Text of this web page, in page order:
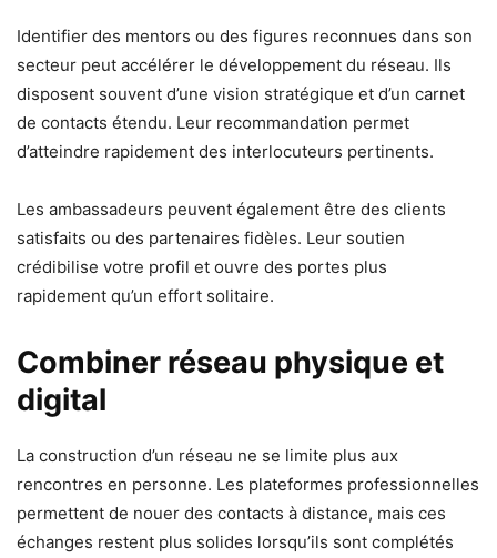
Identifier des mentors ou des figures reconnues dans son
secteur peut accélérer le développement du réseau. Ils
disposent souvent d’une vision stratégique et d’un carnet
de contacts étendu. Leur recommandation permet
d’atteindre rapidement des interlocuteurs pertinents.
Les ambassadeurs peuvent également être des clients
satisfaits ou des partenaires fidèles. Leur soutien
crédibilise votre profil et ouvre des portes plus
rapidement qu’un effort solitaire.
Combiner réseau physique et
digital
La construction d’un réseau ne se limite plus aux
rencontres en personne. Les plateformes professionnelles
permettent de nouer des contacts à distance, mais ces
échanges restent plus solides lorsqu’ils sont complétés